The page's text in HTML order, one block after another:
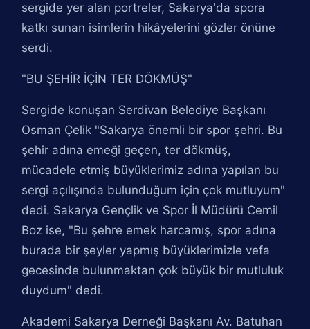
sergide yer alan portreler, Sakarya'da spora
katkı sunan isimlerin hikâyelerini gözler önüne
serdi.
"BU ŞEHİR İÇİN TER DÖKMÜŞ"
Sergide konuşan Serdivan Belediye Başkanı
Osman Çelik "Sakarya önemli bir spor şehri. Bu
şehir adına emeği geçen, ter dökmüş,
mücadele etmiş büyüklerimiz adına yapılan bu
sergi açılışında bulunduğum için çok mutluyum"
dedi. Sakarya Gençlik ve Spor İl Müdürü Cemil
Boz ise, "Bu şehre emek harcamış, spor adına
burada bir şeyler yapmış büyüklerimizle vefa
gecesinde bulunmaktan çok büyük bir mutluluk
duydum" dedi.
Akademi Sakarya Derneği Başkanı Av. Batuhan